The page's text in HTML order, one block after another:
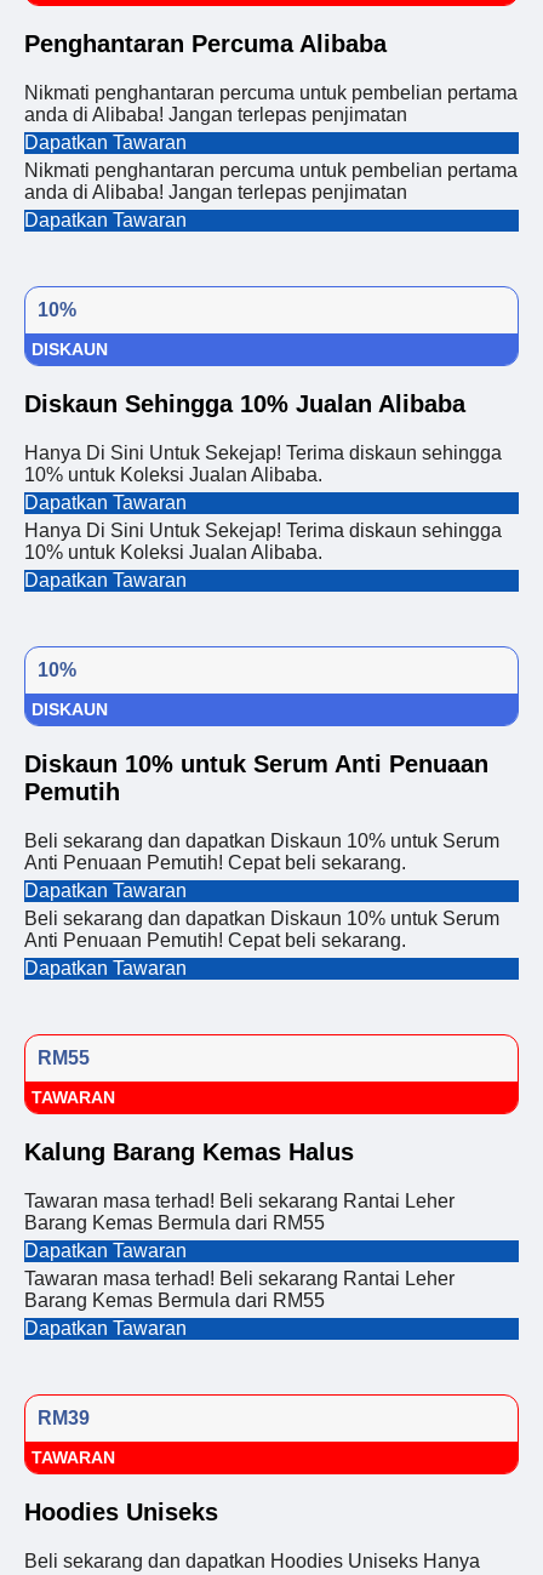
Penghantaran Percuma Alibaba
Nikmati penghantaran percuma untuk pembelian pertama
anda di Alibaba! Jangan terlepas penjimatan
Dapatkan Tawaran
Nikmati penghantaran percuma untuk pembelian pertama
anda di Alibaba! Jangan terlepas penjimatan
Dapatkan Tawaran
10%
DISKAUN
Diskaun Sehingga 10% Jualan Alibaba
Hanya Di Sini Untuk Sekejap! Terima diskaun sehingga
10% untuk Koleksi Jualan Alibaba.
Dapatkan Tawaran
Hanya Di Sini Untuk Sekejap! Terima diskaun sehingga
10% untuk Koleksi Jualan Alibaba.
Dapatkan Tawaran
10%
DISKAUN
Diskaun 10% untuk Serum Anti Penuaan
Pemutih
Beli sekarang dan dapatkan Diskaun 10% untuk Serum
Anti Penuaan Pemutih! Cepat beli sekarang.
Dapatkan Tawaran
Beli sekarang dan dapatkan Diskaun 10% untuk Serum
Anti Penuaan Pemutih! Cepat beli sekarang.
Dapatkan Tawaran
RM55
TAWARAN
Kalung Barang Kemas Halus
Tawaran masa terhad! Beli sekarang Rantai Leher
Barang Kemas Bermula dari RM55
Dapatkan Tawaran
Tawaran masa terhad! Beli sekarang Rantai Leher
Barang Kemas Bermula dari RM55
Dapatkan Tawaran
RM39
TAWARAN
Hoodies Uniseks
Beli sekarang dan dapatkan Hoodies Uniseks Hanya